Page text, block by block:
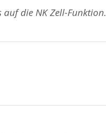
die NK Zell-Funktion.